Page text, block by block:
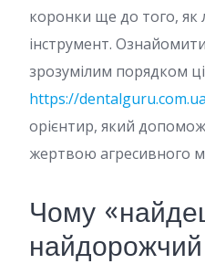
коронки ще до того, як
інструмент.
зрозумілим порядком
https://
орієнтир, який
жертвою агресивного
Чому
найдорожчий